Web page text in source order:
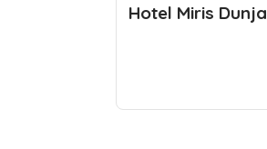
Hotel Miris Dunja